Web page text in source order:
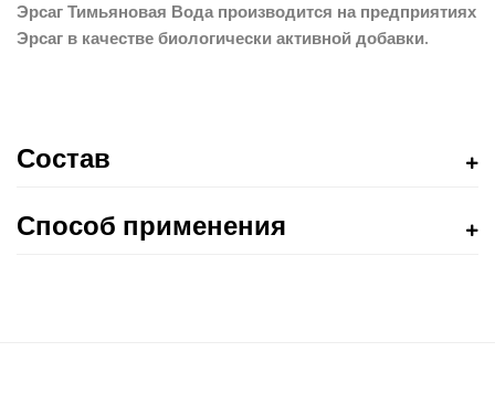
Эрсаг Тимьяновая Вода производится на предприятиях
Эрсаг в качестве биологически активной добавки.
Состав
Способ применения